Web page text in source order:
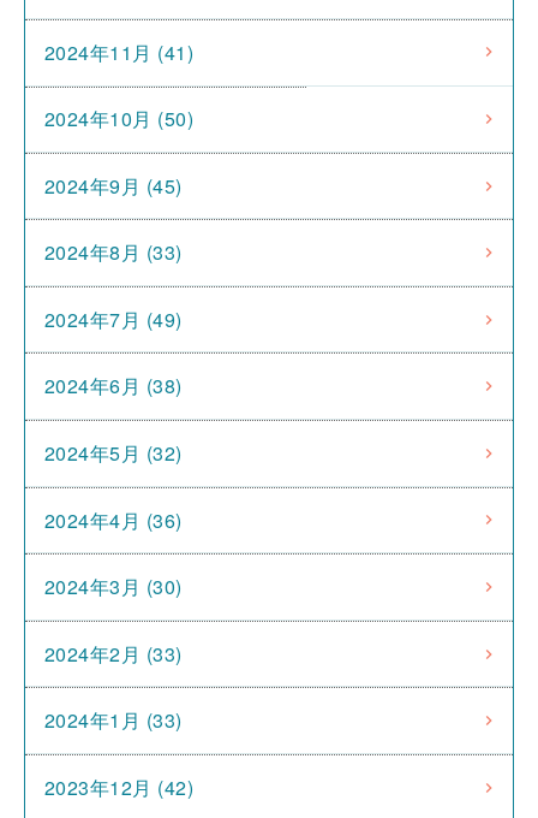
2024年11月 (41)
2024年10月 (50)
2024年9月 (45)
2024年8月 (33)
2024年7月 (49)
2024年6月 (38)
2024年5月 (32)
2024年4月 (36)
2024年3月 (30)
2024年2月 (33)
2024年1月 (33)
2023年12月 (42)